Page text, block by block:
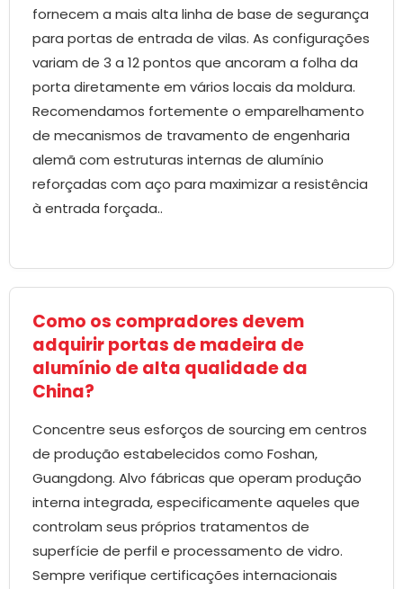
fornecem a mais alta linha de base de segurança
para portas de entrada de vilas. As configurações
variam de 3 a 12 pontos que ancoram a folha da
porta diretamente em vários locais da moldura.
Recomendamos fortemente o emparelhamento
de mecanismos de travamento de engenharia
alemã com estruturas internas de alumínio
reforçadas com aço para maximizar a resistência
à entrada forçada..
Como os compradores devem
adquirir portas de madeira de
alumínio de alta qualidade da
China?
Concentre seus esforços de sourcing em centros
de produção estabelecidos como Foshan,
Guangdong. Alvo fábricas que operam produção
interna integrada, especificamente aqueles que
controlam seus próprios tratamentos de
superfície de perfil e processamento de vidro.
Sempre verifique certificações internacionais